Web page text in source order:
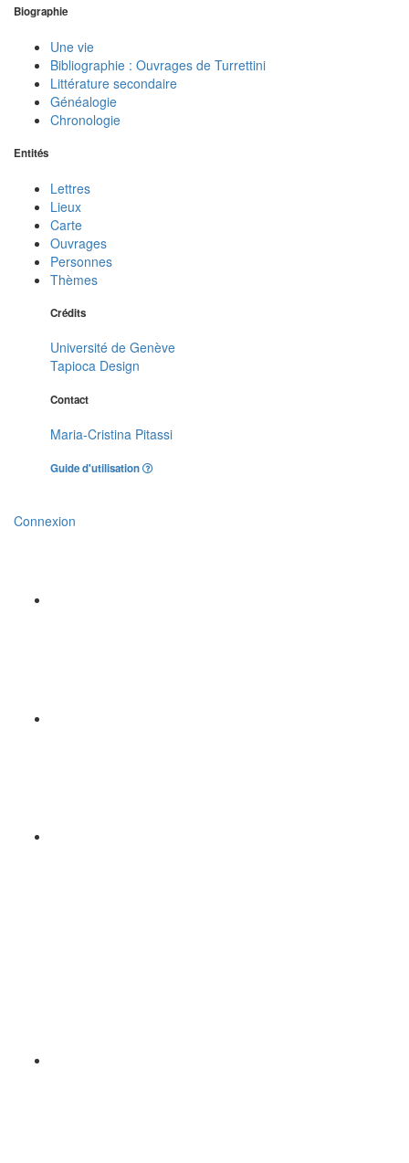
Biographie
Une vie
Bibliographie : Ouvrages de Turrettini
Littérature secondaire
Généalogie
Chronologie
Entités
Lettres
Lieux
Carte
Ouvrages
Personnes
Thèmes
Crédits
Université de Genève
Tapioca Design
Contact
Maria-Cristina Pitassi
Guide d'utilisation
Connexion